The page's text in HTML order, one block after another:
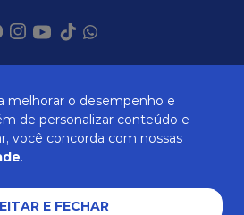
melhorar o desempenho e
de personalizar conteúdo e
você concorda com nossas
.
E FECHAR